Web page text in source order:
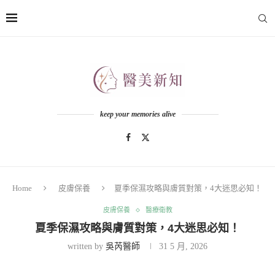
keep your memories alive
Home 皮膚保養 夏季保濕攻略與膚質對策，4大迷思必知！
皮膚保養 醫療衛教
夏季保濕攻略與膚質對策，4大迷思必知！
written by 吳芮醫師 31 5 月, 2026